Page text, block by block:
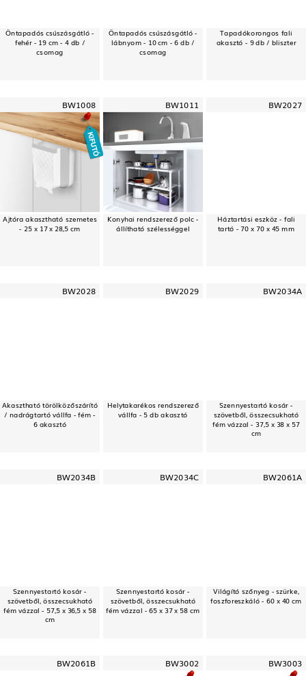
Öntapadós csúszásgátló -
fehér - 19 cm - 4 db /
csomag
Öntapadós csúszásgátló -
lábnyom - 10 cm - 6 db /
csomag
Tapadókorongos fali
akasztó - 9 db / bliszter
BW1008
Ajtóra akasztható szemetes
- 25 x 17 x 28,5 cm
BW1011
Konyhai rendszerező polc -
állítható szélességgel
BW2027
Háztartási eszköz - fali
tartó - 70 x 70 x 45 mm
BW2028
Akasztható törölközőszárító
/ nadrágtartó vállfa - fém -
6 akasztó
BW2029
Helytakarékos rendszerező
vállfa - 5 db akasztó
BW2034A
Szennyestartó kosár -
szövetből, összecsukható
fém vázzal - 37,5 x 38 x 57
cm
BW2034B
Szennyestartó kosár -
szövetből, összecsukható
fém vázzal - 57,5 x 36,5 x 58
cm
BW2034C
Szennyestartó kosár -
szövetből, összecsukható
fém vázzal - 65 x 37 x 58 cm
BW2061A
Világító szőnyeg - szürke,
foszforeszkáló - 60 x 40 cm
BW2061B BW3002 BW3003